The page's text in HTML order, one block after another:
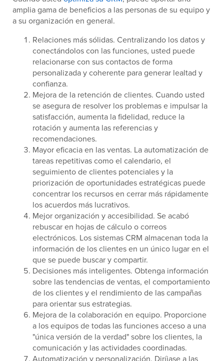
amplia gama de beneficios a las personas de su equipo y
a su organización en general.
Relaciones más sólidas. Centralizando los datos y
conectándolos con las funciones, usted puede
relacionarse con sus contactos de forma
personalizada y coherente para generar lealtad y
confianza.
Mejora de la retención de clientes. Cuando usted
se asegura de resolver los problemas e impulsar la
satisfacción, aumenta la fidelidad, reduce la
rotación y aumenta las referencias y
recomendaciones.
Mayor eficacia en las ventas. La automatización de
tareas repetitivas como el calendario, el
seguimiento de clientes potenciales y la
priorización de oportunidades estratégicas puede
concentrar los recursos en cerrar más rápidamente
los acuerdos más lucrativos.
Mejor organización y accesibilidad. Se acabó
rebuscar en hojas de cálculo o correos
electrónicos. Los sistemas CRM almacenan toda la
información de los clientes en un único lugar en el
que se puede buscar y compartir.
Decisiones más inteligentes. Obtenga información
sobre las tendencias de ventas, el comportamiento
de los clientes y el rendimiento de las campañas
para orientar sus estrategias.
Mejora de la colaboración en equipo. Proporcione
a los equipos de todas las funciones acceso a una
"única versión de la verdad" sobre los clientes, la
comunicación y las actividades coordinadas.
Automatización y personalización. Diríjase a las